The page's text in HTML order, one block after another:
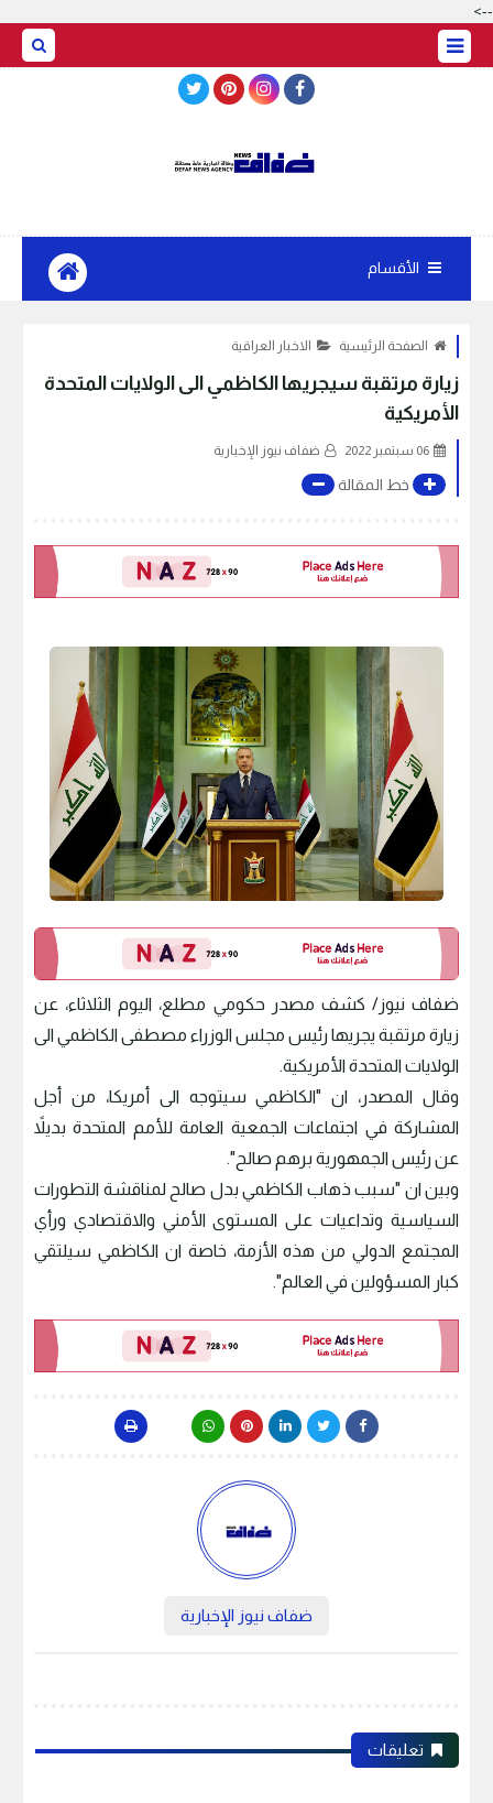
-->
الأقسام
الصفحة الرئيسية الاخبار العراقية
زيارة مرتقبة سيجريها الكاظمي الى الولايات المتحدة
الأمريكية
06 سبتمبر 2022 ضفاف نيوز الإخبارية
خط المقالة
ضفاف نيوز/ كشف مصدر حكومي مطلع، اليوم الثلاثاء، عن
زيارة مرتقبة يجريها رئيس مجلس الوزراء مصطفى الكاظمي الى
الولايات المتحدة الأمريكية.
وقال المصدر، ان "الكاظمي سيتوجه الى أمريكا، من أجل
المشاركة في اجتماعات الجمعية العامة للأمم المتحدة بديلاً
عن رئيس الجمهورية برهم صالح".
وبين ان "سبب ذهاب الكاظمي بدل صالح لمناقشة التطورات
السياسية وتداعيات على المستوى الأمني والاقتصادي ورأي
المجتمع الدولي من هذه الأزمة، خاصة ان الكاظمي سيلتقي
كبار المسؤولين في العالم".
ضفاف نيوز الإخبارية
تعليقات